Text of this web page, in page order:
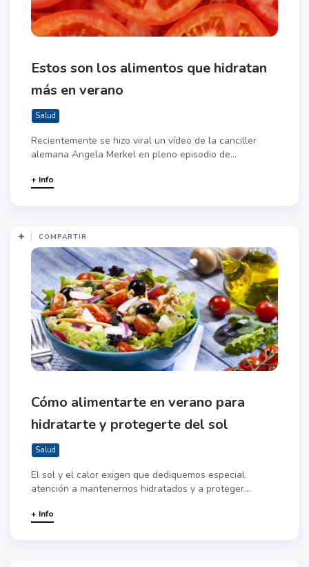
Estos son los alimentos que hidratan
más en verano
Salud
Recientemente se hizo viral un vídeo de la canciller
alemana Angela Merkel en pleno episodio de...
+ Info
COMPARTIR
Cómo alimentarte en verano para
hidratarte y protegerte del sol
Salud
El sol y el calor exigen que dediquemos especial
atención a mantenernos hidratados y a proteger...
+ Info